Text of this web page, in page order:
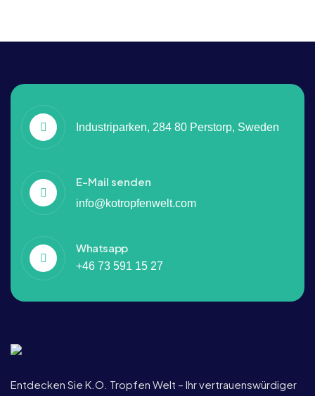
Industriparken, 284 80 Perstorp, Sweden
E-Mail senden
info@kotropfenwelt.com
Whatsapp
+46 73 591 15 27
Entdecken Sie K.O. Tropfen Welt – Ihr vertrauenswürdiger